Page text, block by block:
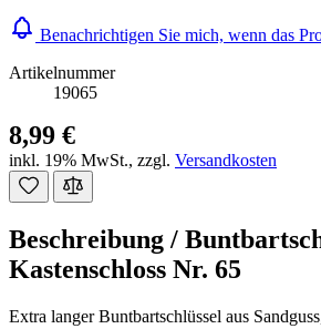
Benachrichtigen Sie mich, wenn das
Artikelnummer
19065
8,99 €
inkl. 19% MwSt., zzgl. Versandkosten
Beschreibung /
Kastenschloss Nr. 65
Extra langer Buntbartschlüssel aus